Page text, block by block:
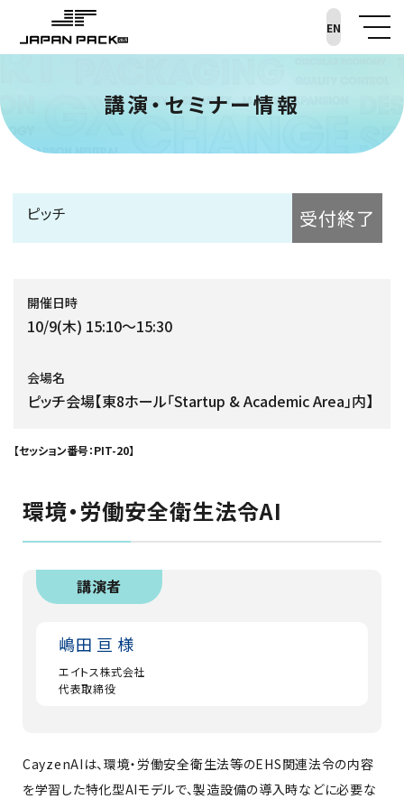
EN
講演・セミナー情報
ピッチ 受付終了
開催日時
10/9(木) 15:10～15:30
会場名
ピッチ会場【東8ホール「Startup & Academic Area」内】
【セッション番号：PIT-20】
環境・労働安全衛生法令AI
講演者
嶋田 亘 様
エイトス株式会社
代表取締役
CayzenAIは、環境・労働安全衛生法等のEHS関連法令の内容
を学習した特化型AIモデルで、製造設備の導入時などに必要な